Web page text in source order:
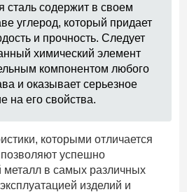
содержит в своем
углерод, который придает
и прочность. Следует
химический элемент
компонентом любого
и оказывает серьезное
на его свойства.
которыми отличается
успешно
металл в самых различных
изделий и